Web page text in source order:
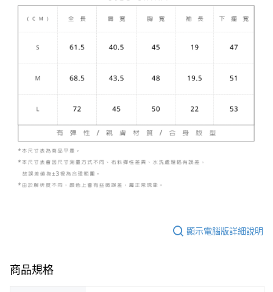
每筆NT$120，滿NT$5,000(含以上)免運費
顯示電腦版詳細說明
商品規格